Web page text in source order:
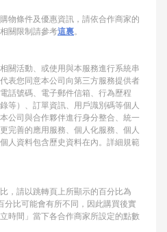
物條件及優惠資訊，請依合作商家的
關限制請參考這裏。
關活動、或使用與本服務進行系統串
表您同意本公司向第三方服務提供者
話號碼、電子郵件信箱、行為歷程
等）、訂單資訊、用戶識別碼等個人
公司與合作夥伴進行身分整合、統一
完善的應用服務、個人化服務、個人
人資料包含歷史資料在內。詳細規範
，請以跳轉頁上所顯示的百分比為
分比可能會有所不同，因此購買後實
時間」當下各合作商家所設定的點數